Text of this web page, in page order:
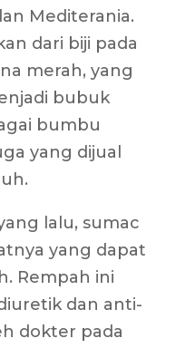
Mediterania.
dari biji pada
merah, yang
bubuk
bumbu
yang dijual
lalu, sumac
yang dapat
Rempah ini
dan anti-
dokter pada